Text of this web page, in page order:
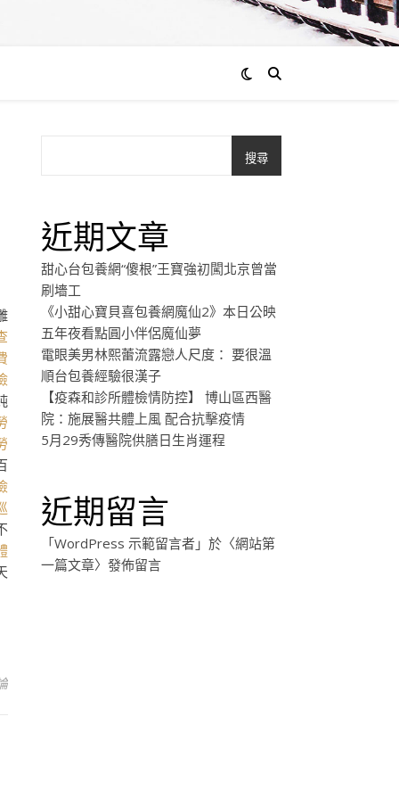
搜尋
近期文章
甜心台包養網“傻根”王寶強初闖北京曾當
刷墻工
《小甜心寶貝喜包養網魔仙2》本日公映
五年夜看點圓小伴侶魔仙夢
電眼美男林熙蕾流露戀人尺度： 要很溫
順台包養經驗很漢子
【疫森和診所體檢情防控】 博山區西醫
院：施展醫共體上風 配合抗擊疫情
5月29秀傳醫院供膳日生肖運程
近期留言
「WordPress 示範留言者 」於〈網站第
一篇文章〉發佈留言